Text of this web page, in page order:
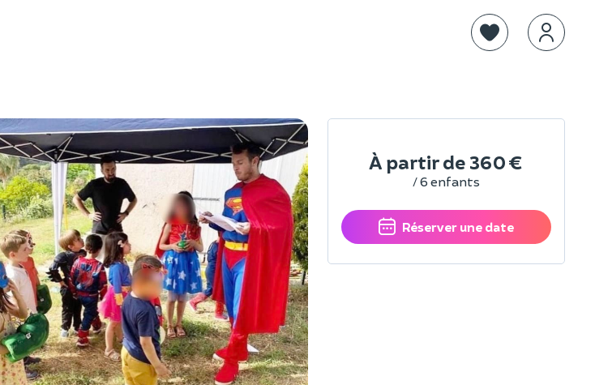
Voir les photos
À partir de 360 €
/ 6 enfants
Réserver une date